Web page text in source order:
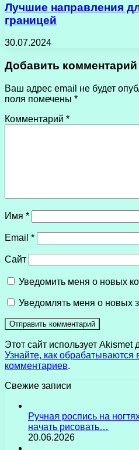
Лучшие направления
границей
30.07.2024
Добавить комментарий
Ваш адрес email не будет
поля помечены *
Комментарий *
Имя *
Email *
Сайт
Уведомить меня о новых
Уведомлять меня о новых
Этот сайт использует
Узнайте, как
комментариев.
Свежие записи
Ручная роспись на
начать рисовать…
20.06.2026